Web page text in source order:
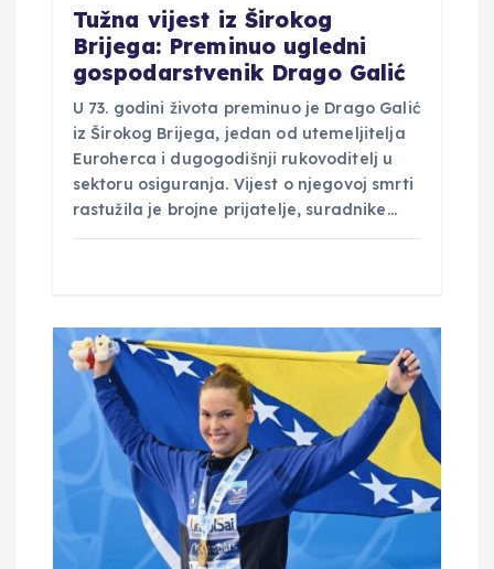
Tužna vijest iz Širokog
Brijega: Preminuo ugledni
gospodarstvenik Drago Galić
U 73. godini života preminuo je Drago Galić
iz Širokog Brijega, jedan od utemeljitelja
Euroherca i dugogodišnji rukovoditelj u
sektoru osiguranja. Vijest o njegovoj smrti
rastužila je brojne prijatelje, suradnike…